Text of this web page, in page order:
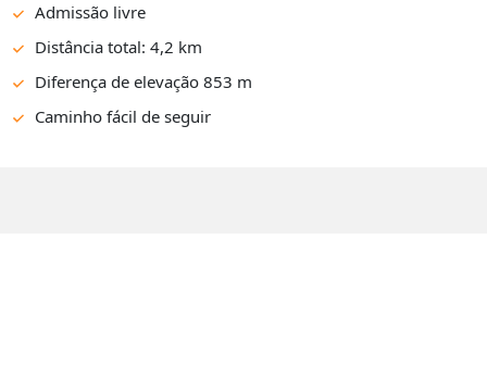
Admissão livre
Distância total: 4,2 km
Diferença de elevação 853 m
Caminho fácil de seguir